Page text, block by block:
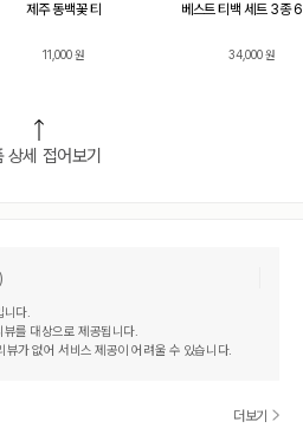
제주 동백꽃 티
11,000원
베스트 티백 세트 3종
34,000원
상세 접어보기
니다.
를 대상으로 제공됩니다.
뷰가 없어 서비스 제공이 어려울 수 있습니다.
더보기